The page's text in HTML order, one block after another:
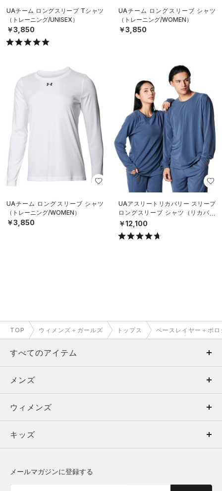
UAチーム ロングスリーブ Tシャツ
（トレーニング/UNISEX）
￥3,850
UAチーム ロングスリーブ シャツ
（トレーニング/WOMEN）
￥3,850
UAチーム ロングスリーブ シャツ
（トレーニング/WOMEN）
￥3,850
UAアスリートリカバリー スリープ
ロングスリーブ シャツ（リカバリ
ー/UNISEX）
￥12,100
TOP ウィメンズ＋ガールズ トップス ベースレイヤー＋ポ
すべてのアイテム
メンズ
ウィメンズ
キッズ
メンズ
トップス
ボトムス
ウィメンズ
トップス
キッズ
メールマガジンに登録する